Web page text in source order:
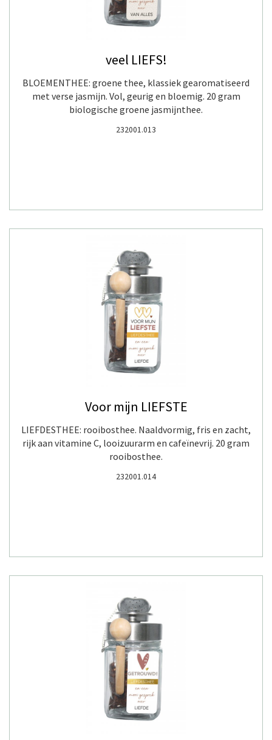
veel LIEFS!
BLOEMENTHEE: groene thee, klassiek gearomatiseerd
met verse jasmijn. Vol, geurig en bloemig. 20 gram
biologische groene jasmijnthee.
232001.013
Voor mijn LIEFSTE
LIEFDESTHEE: rooibosthee. Naaldvormig, fris en zacht,
rijk aan vitamine C, looizuurarm en cafeïnevrij. 20 gram
rooibosthee.
232001.014